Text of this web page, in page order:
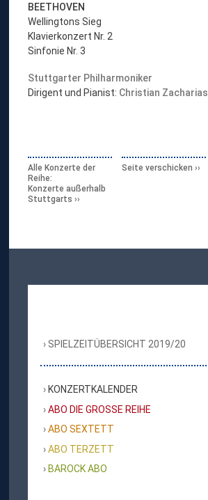
BEETHOVEN
Wellingtons Sieg
Klavierkonzert Nr. 2
Sinfonie Nr. 3
Stuttgarter Philharmoniker
Dirigent und Pianist: Christian Zacharias
Alle Konzerte der
Reihe:
Konzerte außerhalb
Stuttgarts
Seite verschicken
SPIELZEITÜBERSICHT 2019/20
KONZERTKALENDER
ABO DIE GROSSE REIHE
ABO SEXTETT
ABO TERZETT
BAROCK ABO